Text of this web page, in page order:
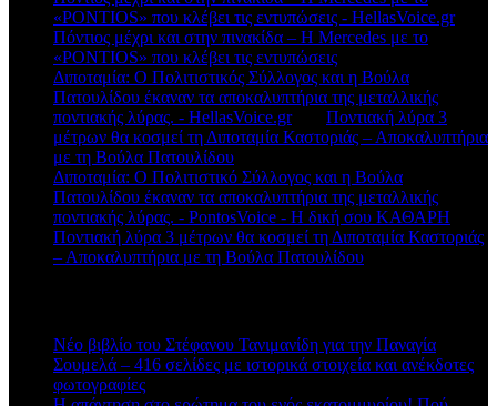
«PONTIOS» που κλέβει τις εντυπώσεις - HellasVoice.grστο
Πόντιος μέχρι και στην πινακίδα – Η Mercedes με το
«PONTIOS» που κλέβει τις εντυπώσεις
Διποταμία: Ο Πολιτιστικός Σύλλογος και η Βούλα
Πατουλίδου έκαναν τα αποκαλυπτήρια της μεταλλικής
ποντιακής λύρας. - HellasVoice.grστο Ποντιακή λύρα 3
μέτρων θα κοσμεί τη Διποταμία Καστοριάς – Αποκαλυπτήρια
με τη Βούλα Πατουλίδου
Διποταμία: Ο Πολιτιστικό Σύλλογος και η Βούλα
Πατουλίδου έκαναν τα αποκαλυπτήρια της μεταλλικής
ποντιακής λύρας. - PontosVoice - H δική σου ΚΑΘΑΡΗ
Ποντιακή λύρα 3 μέτρων θα κοσμεί τη Διποταμία Καστοριάς
– Αποκαλυπτήρια με τη Βούλα Πατουλίδου
Νέο βιβλίο του Στέφανου Τανιμανίδη για την Παναγία
Σουμελά – 416 σελίδες με ιστορικά στοιχεία και ανέκδοτες
φωτογραφίες